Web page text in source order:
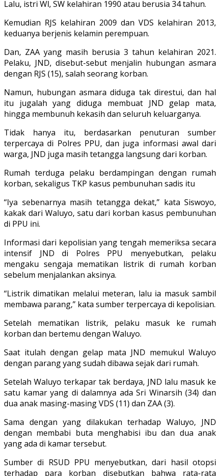
Lalu, istri Wl, SW kelahiran 1990 atau berusia 34 tahun.
Kemudian RJS kelahiran 2009 dan VDS kelahiran 2013,
keduanya berjenis kelamin perempuan.
Dan, ZAA yang masih berusia 3 tahun kelahiran 2021.
Pelaku, JND, disebut-sebut menjalin hubungan asmara
dengan RJS (15), salah seorang korban.
Namun, hubungan asmara diduga tak direstui, dan hal
itu jugalah yang diduga membuat JND gelap mata,
hingga membunuh kekasih dan seluruh keluarganya.
Tidak hanya itu, berdasarkan penuturan sumber
terpercaya di Polres PPU, dan juga informasi awal dari
warga, JND juga masih tetangga langsung dari korban.
Rumah terduga pelaku berdampingan dengan rumah
korban, sekaligus TKP kasus pembunuhan sadis itu
“Iya sebenarnya masih tetangga dekat,” kata Siswoyo,
kakak dari Waluyo, satu dari korban kasus pembunuhan
di PPU ini.
Informasi dari kepolisian yang tengah memeriksa secara
intensif JND di Polres PPU menyebutkan, pelaku
mengaku sengaja mematikan listrik di rumah korban
sebelum menjalankan aksinya.
“Listrik dimatikan melalui meteran, lalu ia masuk sambil
membawa parang,” kata sumber terpercaya di kepolisian.
Setelah mematikan listrik, pelaku masuk ke rumah
korban dan bertemu dengan Waluyo.
Saat itulah dengan gelap mata JND memukul Waluyo
dengan parang yang sudah dibawa sejak dari rumah.
Setelah Waluyo terkapar tak berdaya, JND lalu masuk ke
satu kamar yang di dalamnya ada Sri Winarsih (34) dan
dua anak masing-masing VDS (11) dan ZAA (3).
Sama dengan yang dilakukan terhadap Waluyo, JND
dengan membabi buta menghabisi ibu dan dua anak
yang ada di kamar tersebut.
Sumber di RSUD PPU menyebutkan, dari hasil otopsi
terhadap para korban disebutkan bahwa rata-rata